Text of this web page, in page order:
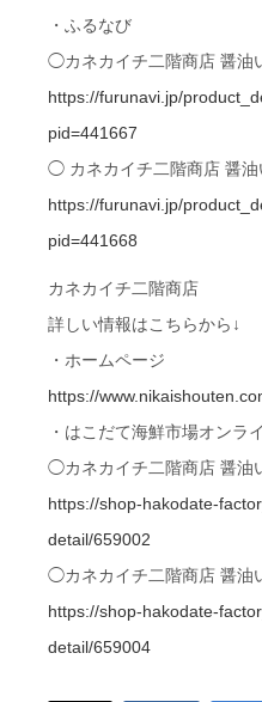
・ふるなび
◯カネカイチ二階商店 醤油
https://furunavi.jp/
pid=441667
◯ カネカイチ二階商店 醤油
https://furunavi.jp/
pid=441668
カネカイチ二階商店
詳しい情報はこちらから↓
・ホームページ
https://
・はこだて海鮮市場オンラ
◯カネカイチ二階商店 醤油
https://shop-hakodate-
detail/659002
◯カネカイチ二階商店 醤油
https://shop-hakodate-
detail/659004